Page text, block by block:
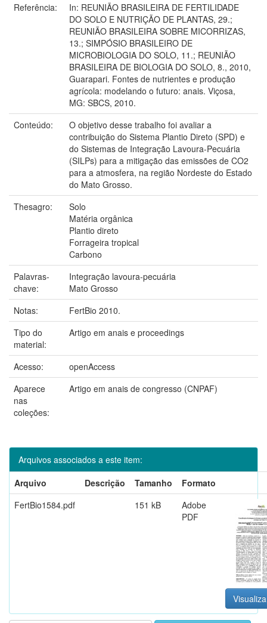
Referência:
In: REUNIÃO BRASILEIRA DE FERTILIDADE
DO SOLO E NUTRIÇÃO DE PLANTAS, 29.;
REUNIÃO BRASILEIRA SOBRE MICORRIZAS,
13.; SIMPÓSIO BRASILEIRO DE
MICROBIOLOGIA DO SOLO, 11.; REUNIÃO
BRASILEIRA DE BIOLOGIA DO SOLO, 8., 2010,
Guarapari. Fontes de nutrientes e produção
agrícola: modelando o futuro: anais. Viçosa,
MG: SBCS, 2010.
Conteúdo:
O objetivo desse trabalho foi avaliar a
contribuição do Sistema Plantio Direto (SPD) e
do Sistemas de Integração Lavoura-Pecuária
(SILPs) para a mitigação das emissões de CO2
para a atmosfera, na região Nordeste do Estado
do Mato Grosso.
Thesagro:
Solo
Matéria orgânica
Plantio direto
Forrageira tropical
Carbono
Palavras-
chave:
Integração lavoura-pecuária
Mato Grosso
Notas:
FertBio 2010.
Tipo do
material:
Artigo em anais e proceedings
Acesso:
openAccess
Aparece
nas
coleções:
Artigo em anais de congresso (CNPAF)
Arquivos associados a este item:
Arquivo
Descrição Tamanho
Formato
FertBio1584.pdf
151 kB
Adobe
PDF